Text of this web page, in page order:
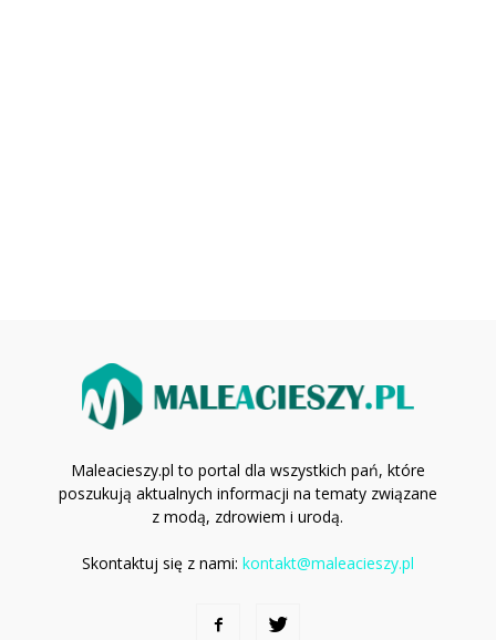
Maleacieszy.pl to portal dla wszystkich pań, które
poszukują aktualnych informacji na tematy związane
z modą, zdrowiem i urodą.
Skontaktuj się z nami: kontakt@maleacieszy.pl